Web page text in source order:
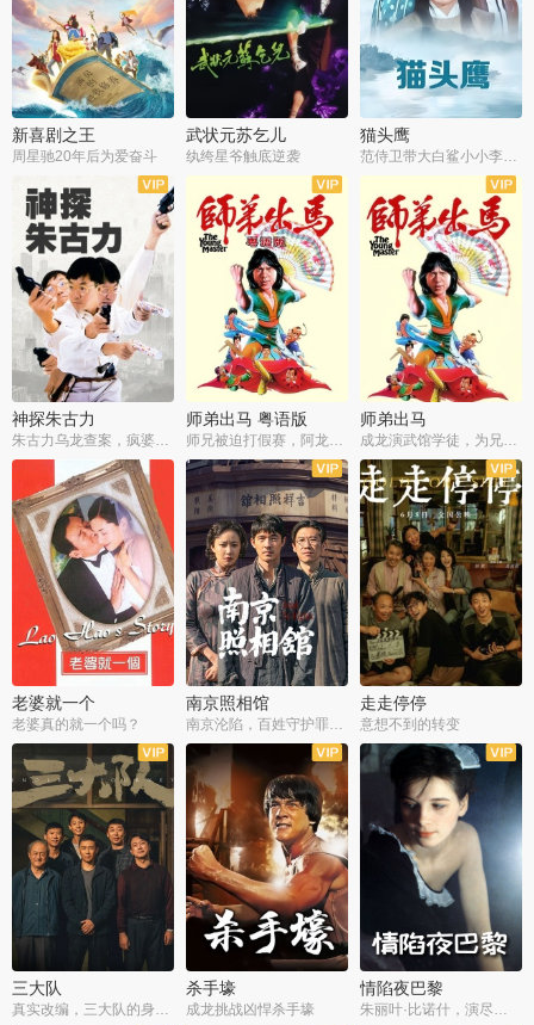
新喜剧之王
周星驰20年后为爱奋斗
武状元苏乞儿
纨绔星爷触底逆袭
猫头鹰
神探朱古力
朱古力乌龙查案，疯婆子神助攻
师弟出马 粤语版
师兄被迫打假赛，阿龙追查斗黑帮
师弟出马
成龙演武馆学徒，为兄搏命战黑道
老婆就一个
老婆真的就一个吗？
南京照相馆
南京沦陷，百姓守护罪证底片
走走停停
意想不到的转变
三大队 杀手壕
成龙挑战凶悍杀手壕
情陷夜巴黎